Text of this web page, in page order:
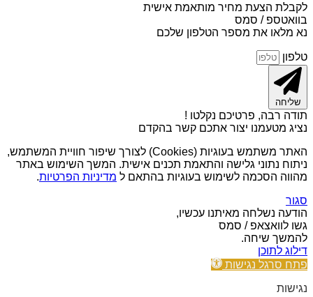
לקבלת הצעת מחיר מותאמת אישית
בוואטספ / סמס
נא מלאו את מספר הטלפון שלכם
טלפון
שליחה
תודה רבה, פרטיכם נקלטו !
נציג מטעמנו יצור אתכם קשר בהקדם
האתר משתמש בעוגיות (Cookies) לצורך שיפור חוויית המשתמש,
ניתוח נתוני גלישה והתאמת תכנים אישית. המשך השימוש באתר
מהווה הסכמה לשימוש בעוגיות בהתאם ל מדיניות הפרטיות.
סגור
הודעה נשלחה מאיתנו עכשיו,
גשו לוואצאפ / סמס
להמשך שיחה.
דילוג לתוכן
פתח סרגל נגישות
נגישות